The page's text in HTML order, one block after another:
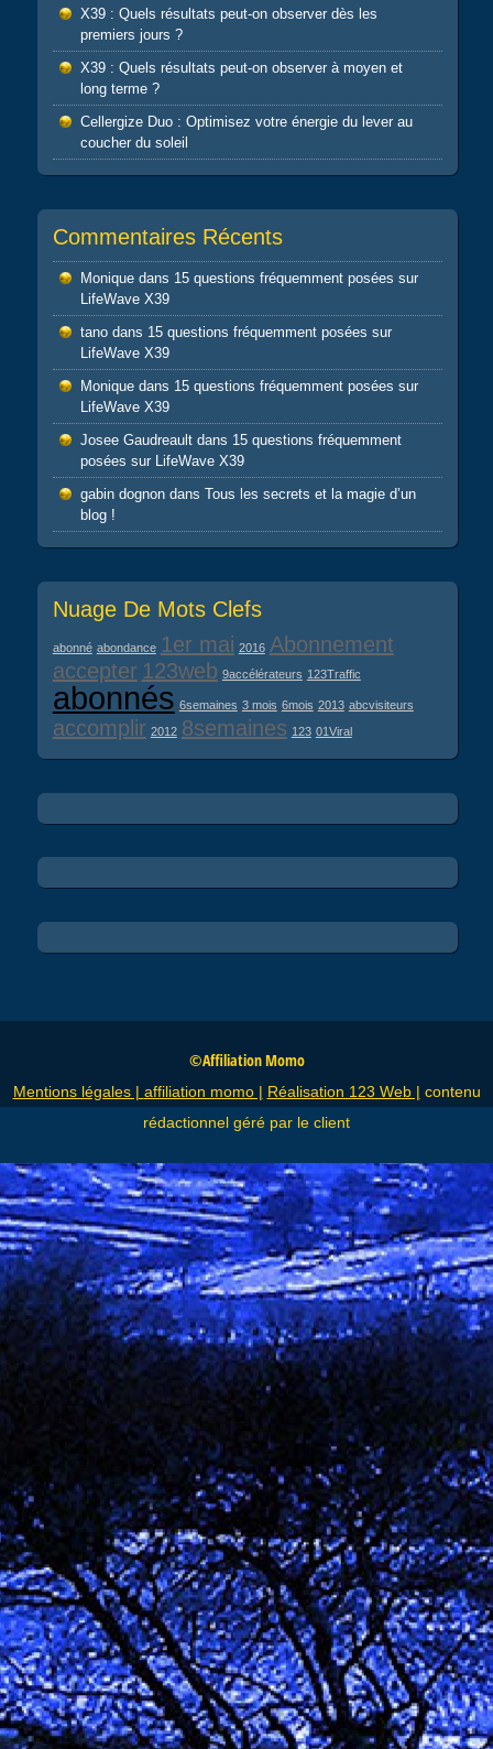
X39 : Quels résultats peut-on observer dès les
premiers jours ?
X39 : Quels résultats peut-on observer à moyen et
long terme ?
Cellergize Duo : Optimisez votre énergie du lever au
coucher du soleil
Commentaires Récents
Moniquedans 15 questions fréquemment posées sur
LifeWave X39
tanodans 15 questions fréquemment posées sur
LifeWave X39
Moniquedans 15 questions fréquemment posées sur
LifeWave X39
Josee Gaudreaultdans 15 questions fréquemment
posées sur LifeWave X39
gabin dognondans Tous les secrets et la magie d’un
blog !
Nuage De Mots Clefs
abonné abondance 1er mai 2016 Abonnement
accepter 123web 9accélérateurs 123Traffic
abonnés 6semaines 3 mois 6mois 2013 abcvisiteurs
accomplir 2012 8semaines 123 01Viral
©Affiliation Momo
Mentions légales | affiliation momo | Réalisation 123 Web | contenu
rédactionnel géré par le client